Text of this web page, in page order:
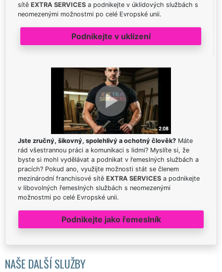
sítě EXTRA SERVICES a podnikejte v úklidových službách s
neomezenými možnostmi po celé Evropské unii.
Podnikejte v uklízení
Jste zručný, šikovný, spolehlivý a ochotný člověk? Máte
rád všestrannou práci a komunikaci s lidmi? Myslíte si, že
byste si mohl vydělávat a podnikat v řemeslných službách a
pracích? Pokud ano, využijte možnosti stát se členem
mezinárodní franchisové sítě EXTRA SERVICES a podnikejte
v libovolných řemeslných službách s neomezenými
možnostmi po celé Evropské unii.
Podnikejte jako řemeslník
NAŠE DALŠÍ SLUŽBY